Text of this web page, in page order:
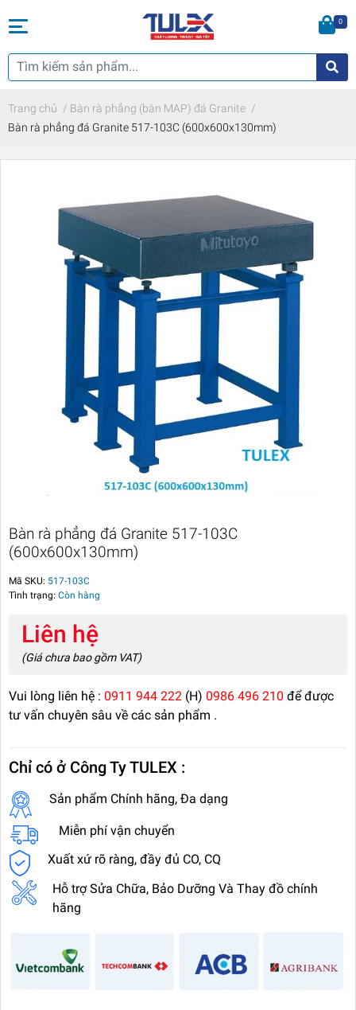
0
Trang chủ / Bàn rà phẳng (bàn MAP) đá Granite /
Bàn rà phẳng đá Granite 517-103C (600x600x130mm)
Bàn rà phẳng đá Granite 517-103C
(600x600x130mm)
Mã SKU: 517-103C
Tình trạng: Còn hàng
Liên hệ
(Giá chưa bao gồm VAT)
Vui lòng liên hệ : 0911 944 222 (H) 0986 496 210 để được
tư vấn chuyên sâu về các sản phẩm .
Chỉ có ở Công Ty TULEX :
Sản phẩm Chính hãng, Đa dạng
Miễn phí vận chuyển
Xuất xứ rõ ràng, đầy đủ CO, CQ
Hỗ trợ Sửa Chữa, Bảo Dưỡng Và Thay đồ chính
hãng